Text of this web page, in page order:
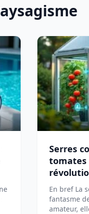
Serres
tomates
En bref La
fantasme
amateur,